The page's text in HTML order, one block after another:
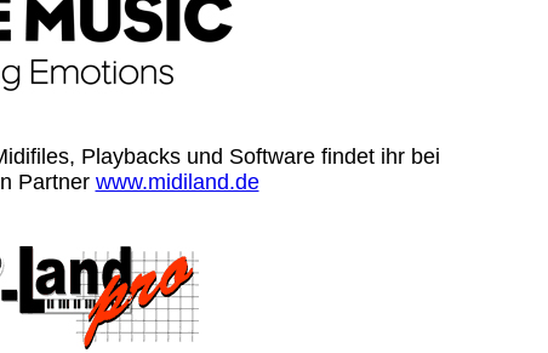
Playbacks und Software findet ihr bei
Partner www.midiland.de